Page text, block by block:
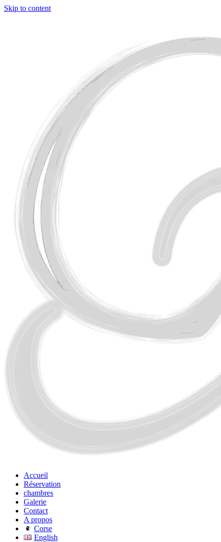
Skip to content
Accueil
Réservation
chambres
Galerie
Contact
A propos
Corse
English